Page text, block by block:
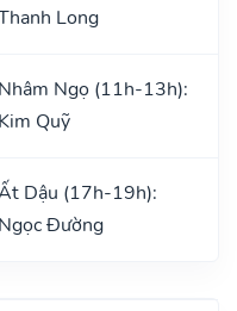
Long
Nhâm Ngọ (11h-13h):
Kim Quỹ
Dậu (17h-19h):
Ngọc Đường